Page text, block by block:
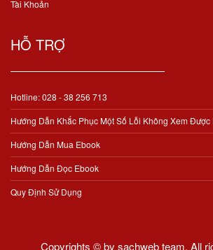
Tài Khoản
HỖ TRỢ
Hotline: 028 - 38 256 713
Hướng Dẫn Khắc Phục Một Số Lỗi Không Xem Được
Hướng Dẫn Mua Ebook
Hướng Dẫn Đọc Ebook
Quy Định Sử Dụng
Copyrights © by sachweb team. All